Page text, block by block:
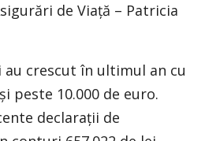
de Viaţă – Patricia
crescut în ultimul an cu
peste 10.000 de euro.
declarații de